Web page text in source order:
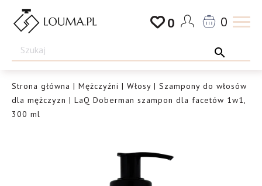
Przejdź
Drogeria
Louma.pl
0 0
Strona główna | Mężczyźni | Włosy | Szampony do włosów
dla mężczyzn | LaQ Doberman szampon dla facetów 1w1,
300 ml